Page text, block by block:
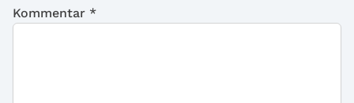
Kommentar *